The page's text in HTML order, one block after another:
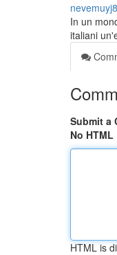
In un
italiani
Submit a
No HTML
HTML is